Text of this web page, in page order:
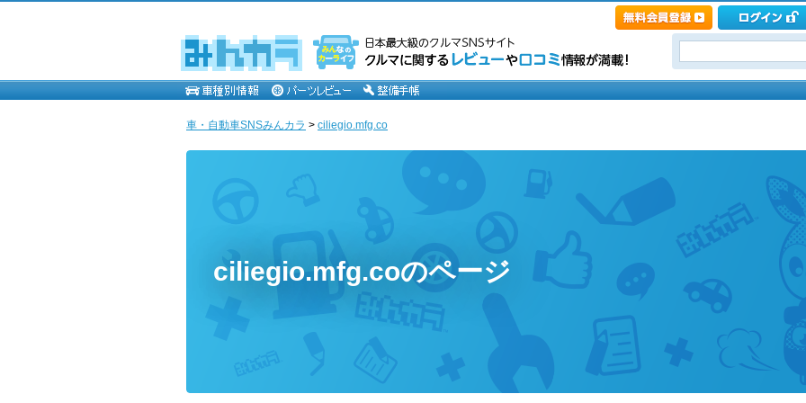
車・自動車SNSみんカラ > ciliegio.mfg.co
ciliegio.mfg.coのページ